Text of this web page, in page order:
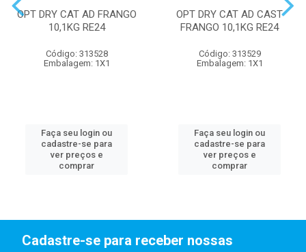
OPT DRY CAT AD FRANGO
10,1KG RE24
Código: 313528
Embalagem: 1X1
Faça seu login ou
cadastre-se para
ver preços e
comprar
OPT DRY CAT AD CAST
FRANGO 10,1KG RE24
Código: 313529
Embalagem: 1X1
Faça seu login ou
cadastre-se para
ver preços e
comprar
Cadastre-se para receber nossas